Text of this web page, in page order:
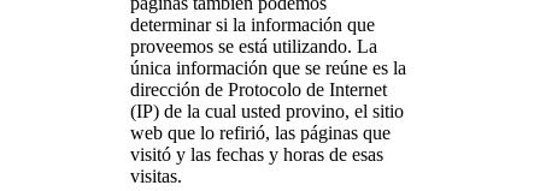
determinar si la información que
proveemos se está utilizando. La
única información que se reúne es la
dirección de Protocolo de Internet
(IP) de la cual usted provino, el sitio
web que lo refirió, las páginas que
visitó y las fechas y horas de esas
visitas.